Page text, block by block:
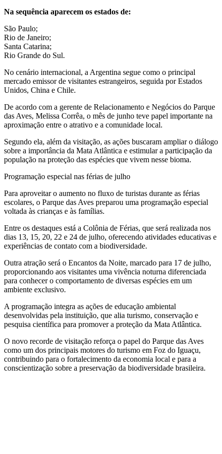
Na sequência aparecem os estados de:
São Paulo;
Rio de Janeiro;
Santa Catarina;
Rio Grande do Sul.
No cenário internacional, a Argentina segue como o principal
mercado emissor de visitantes estrangeiros, seguida por Estados
Unidos, China e Chile.
De acordo com a gerente de Relacionamento e Negócios do Parque
das Aves, Melissa Corrêa, o mês de junho teve papel importante na
aproximação entre o atrativo e a comunidade local.
Segundo ela, além da visitação, as ações buscaram ampliar o diálogo
sobre a importância da Mata Atlântica e estimular a participação da
população na proteção das espécies que vivem nesse bioma.
Programação especial nas férias de julho
Para aproveitar o aumento no fluxo de turistas durante as férias
escolares, o Parque das Aves preparou uma programação especial
voltada às crianças e às famílias.
Entre os destaques está a Colônia de Férias, que será realizada nos
dias 13, 15, 20, 22 e 24 de julho, oferecendo atividades educativas e
experiências de contato com a biodiversidade.
Outra atração será o Encantos da Noite, marcado para 17 de julho,
proporcionando aos visitantes uma vivência noturna diferenciada
para conhecer o comportamento de diversas espécies em um
ambiente exclusivo.
A programação integra as ações de educação ambiental
desenvolvidas pela instituição, que alia turismo, conservação e
pesquisa científica para promover a proteção da Mata Atlântica.
O novo recorde de visitação reforça o papel do Parque das Aves
como um dos principais motores do turismo em Foz do Iguaçu,
contribuindo para o fortalecimento da economia local e para a
conscientização sobre a preservação da biodiversidade brasileira.